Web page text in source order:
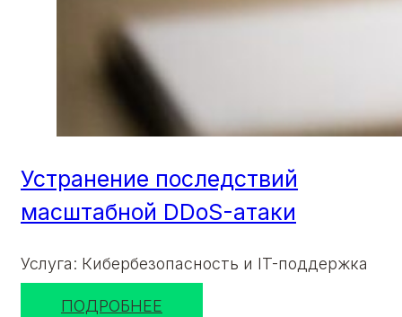
Устранение последствий
масштабной DDoS-атаки
Услуга: Кибербезопасность и IT-поддержка
ПОДРОБНЕЕ